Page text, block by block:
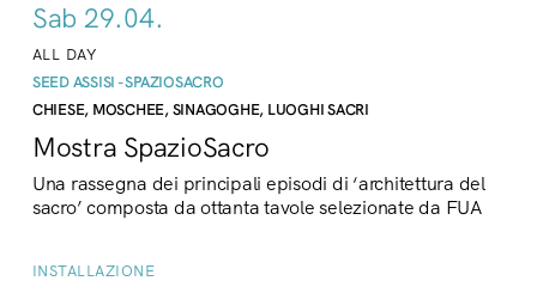
Sab 29.04.
ALL DAY
SEED ASSISI - SPAZIOSACRO
CHIESE, MOSCHEE, SINAGOGHE, LUOGHI SACRI
Mostra SpazioSacro
Una rassegna dei principali episodi di ‘architettura del
sacro’ composta da ottanta tavole selezionate da FUA
INSTALLAZIONE